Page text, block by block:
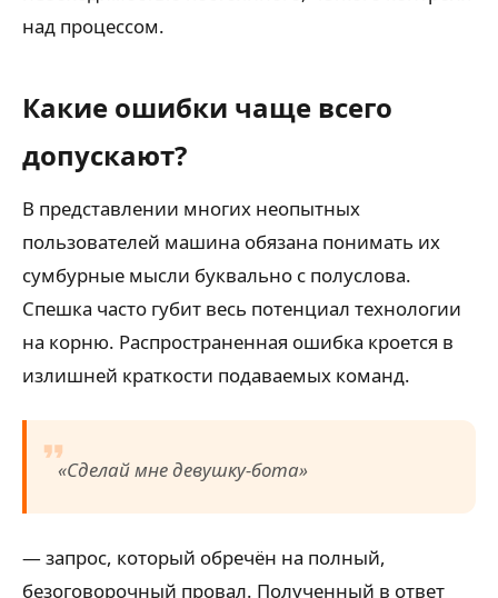
над процессом.
Какие ошибки чаще всего
допускают?
В представлении многих неопытных
пользователей машина обязана понимать их
сумбурные мысли буквально с полуслова.
Спешка часто губит весь потенциал технологии
на корню. Распространенная ошибка кроется в
излишней краткости подаваемых команд.
«Сделай мне девушку-бота»
— запрос, который обречён на полный,
безоговорочный провал. Полученный в ответ